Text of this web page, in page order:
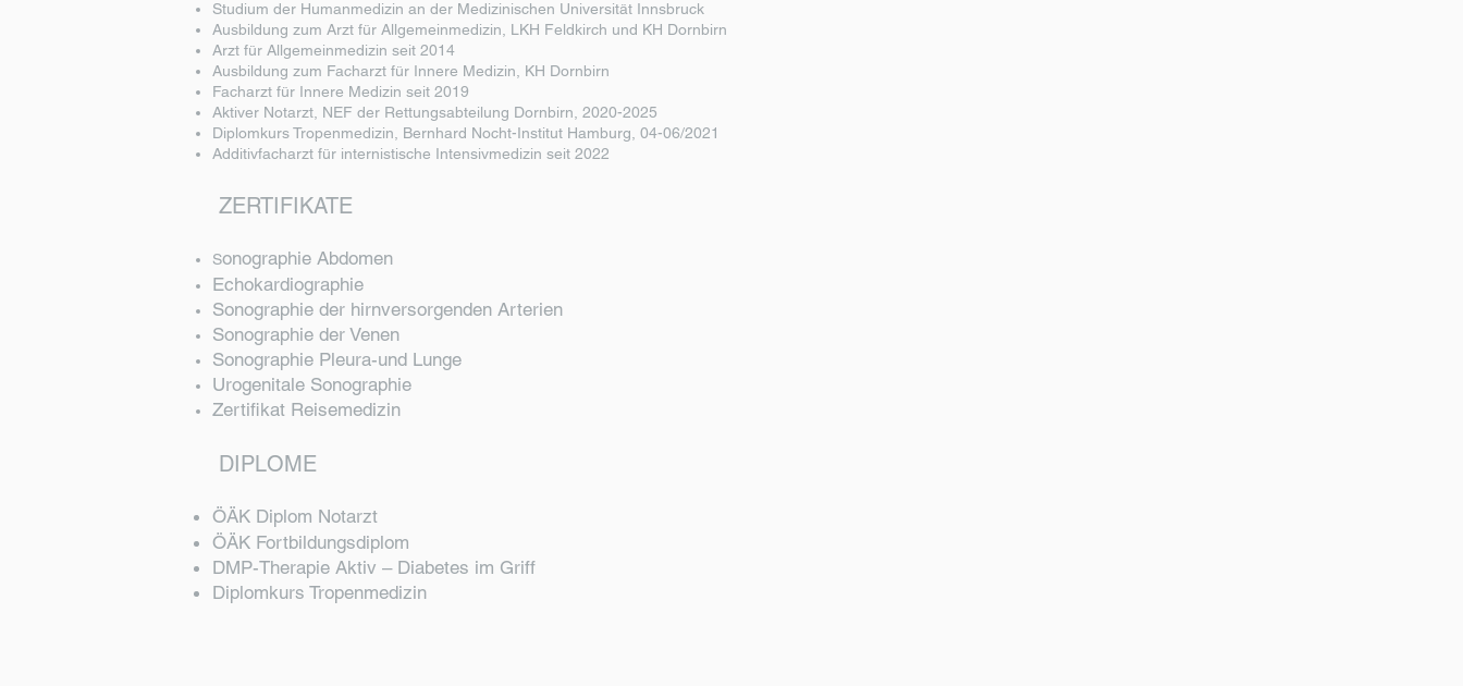
Studium der Humanmedizin an der Medizinischen Universität Innsbruck
Ausbildung zum Arzt für Allgemeinmedizin, LKH Feldkirch und KH Dornbirn
Arzt für Allgemeinmedizin seit 2014
Ausbildung zum Facharzt für Innere Medizin, KH Dornbirn
Facharzt für Innere Medizin seit 2019
Aktiver Notarzt, NEF der Rettungsabteilung Dornbirn, 2020-2025
Diplomkurs Tropenmedizin, Bernhard Nocht-Institut Hamburg, 04-06/2021
Additivfacharzt für internistische Intensivmedizin seit 2022
ZERTIFIKATE
Sonographie Abdomen
Echokardiographie
Sonographie der hirnversorgenden Arterien
Sonographie der Venen
Sonographie Pleura-und Lunge
Urogenitale Sonographie
Zertifikat Reisemedizin
DIPLOME
ÖÄK Diplom Notarzt
ÖÄK Fortbildungsdiplom
DMP-Therapie Aktiv – Diabetes im Griff
Diplomkurs Tropenmedizin